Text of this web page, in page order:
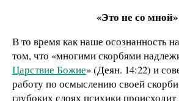
«Это не со мной»
В то время как наше осознанность
том, что «многими скорбями
Царствие Божие» (Деян. 14:22) и
работу по осмыслению своей
глубоких слоях психики